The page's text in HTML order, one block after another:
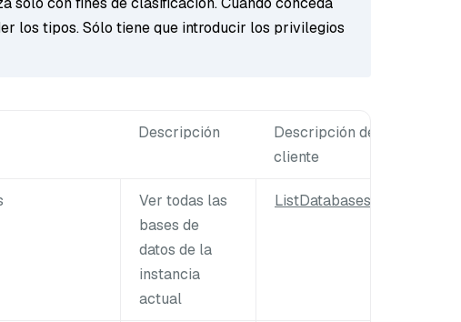
los tipos. Sólo tiene que introducir los privilegios
Descripción
Descripción de la API
cliente
Ver todas las
bases de
datos de la
instancia
actual
ListDatabases